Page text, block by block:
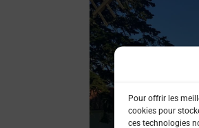
Pour offrir les
cookies pour
ces technologies